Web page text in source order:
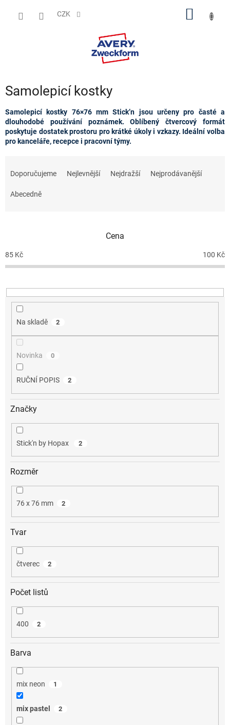
CZK
Samolepicí kostky
Samolepicí kostky 76×76 mm Stick’n jsou určeny pro časté a
dlouhodobé používání poznámek. Oblíbený čtvercový formát
poskytuje dostatek prostoru pro krátké úkoly i vzkazy. Ideální volba
pro kanceláře, recepce i pracovní týmy.
o
d
k
t
Doporučujeme Nejlevnější Nejdražší Nejprodávanější
Abecedně
Cena
85 Kč 100 Kč
Na skladě 2
Novinka 0
RUČNÍ POPIS 2
Značky
Stick'n by Hopax 2
Rozměr
76 x 76 mm 2
Tvar
čtverec 2
Počet listů
400 2
Barva
mix neon 1
mix pastel 2